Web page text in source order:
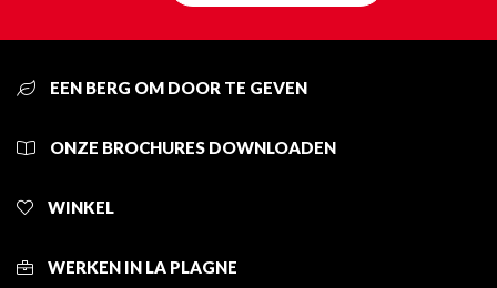
EEN BERG OM DOOR TE GEVEN
ONZE BROCHURES DOWNLOADEN
WINKEL
WERKEN IN LA PLAGNE